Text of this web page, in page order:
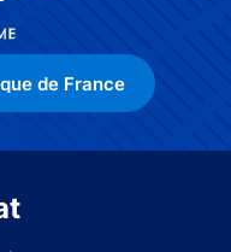
de France